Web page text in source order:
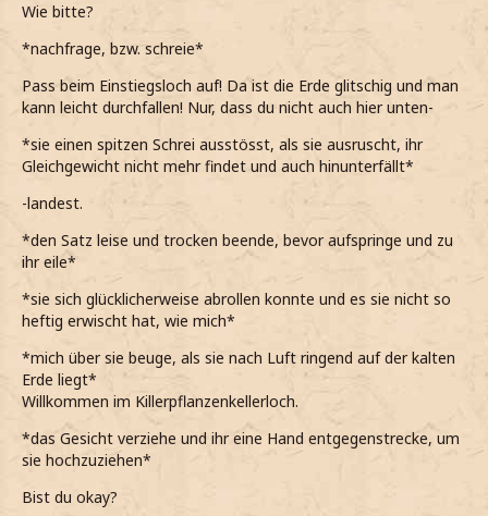
Wie bitte?
*nachfrage, bzw. schreie*
Pass beim Einstiegsloch auf! Da ist die Erde glitschig und man
kann leicht durchfallen! Nur, dass du nicht auch hier unten-
*sie einen spitzen Schrei ausstösst, als sie ausruscht, ihr
Gleichgewicht nicht mehr findet und auch hinunterfällt*
-landest.
*den Satz leise und trocken beende, bevor aufspringe und zu
ihr eile*
*sie sich glücklicherweise abrollen konnte und es sie nicht so
heftig erwischt hat, wie mich*
*mich über sie beuge, als sie nach Luft ringend auf der kalten
Erde liegt*
Willkommen im Killerpflanzenkellerloch.
*das Gesicht verziehe und ihr eine Hand entgegenstrecke, um
sie hochzuziehen*
Bist du okay?